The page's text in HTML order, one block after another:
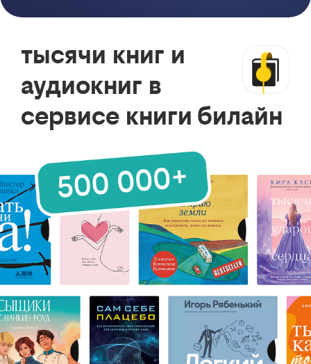
тысячи книг и
аудиокниг в
сервисе книги билайн